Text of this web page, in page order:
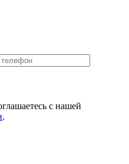
с нашей
.